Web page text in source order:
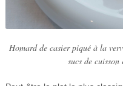
Homard de casier piqué à la
sucs de